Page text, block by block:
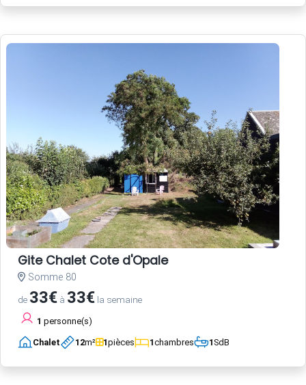
Gite Chalet Cote d'Opale
Somme 80
de 33€ à 33€ la semaine
1 personne(s)
Chalet 12m² 1pièces 1chambres 1SdB